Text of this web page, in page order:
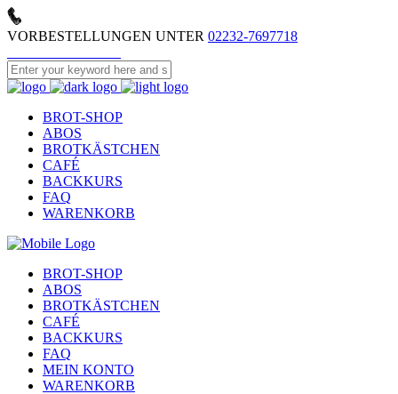
VORBESTELLUNGEN UNTER 02232-7697718
BROT-SHOP
ABOS
BROTKÄSTCHEN
CAFÉ
BACKKURS
FAQ
WARENKORB
BROT-SHOP
ABOS
BROTKÄSTCHEN
CAFÉ
BACKKURS
FAQ
MEIN KONTO
WARENKORB